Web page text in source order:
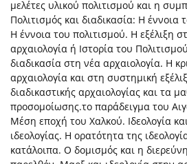
μελέτες υλικού πολιτισμού και η
Πολιτισμός και διαδικασία: Η
Η έννοια του πολιτισμού. Η εξέλιξη
αρχαιολογία ή Ιστορία του
διαδικασία στη νέα αρχαιολογία. Η
αρχαιολογία και στη συστημική
διαδικαστικής αρχαιολογίας και τα
προσομοίωσης.το παράδειγμα του
Μέση εποχή του Χαλκού. Ιδεολογία
ιδεολογίας. Η ορατότητα της
κατάλοιπα. Ο δομισμός και η